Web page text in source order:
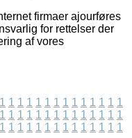
firmaer ajourføres
for rettelser der
af vores
1 1 1 1 1 1 1 1 1 1 1 1 1 1
1 1 1 1 1 1 1 1 1 1 1 1 1 1
1 1 1 1 1 1 1 1 1 1 1 1 1 1